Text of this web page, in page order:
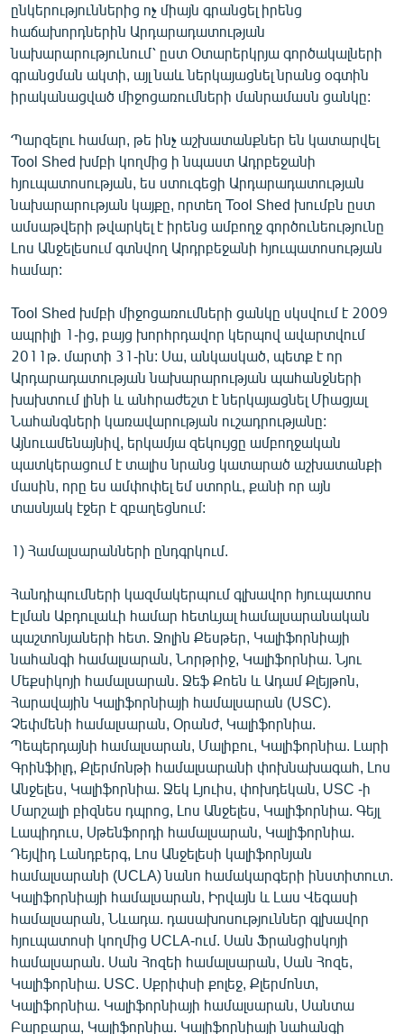
«Ազատության» բոլոր կայքերը
ընկերություններից ոչ միայն գրանցել իրենց
հաճախորդներին Արդարադատության
նախարարությունում՝ ըստ Օտարերկրյա գործակալների
գրանցման ակտի, այլ նաև ներկայացնել նրանց օգտին
իրականացված միջոցառումների մանրամասն ցանկը:
Պարզելու համար, թե ինչ աշխատանքներ են կատարվել
Tool Shed խմբի կողմից ի նպաստ Ադրբեջանի
հյուպատոսության, ես ստուգեցի Արդարադատության
նախարարության կայքը, որտեղ Tool Shed խումբն ըստ
ամսաթվերի թվարկել է իրենց ամբողջ գործունեությունը
Լոս Անջելեսում գտնվող Արդրբեջանի հյուպատոսության
համար:
Tool Shed խմբի միջոցառումների ցանկը սկսվում է 2009
ապրիլի 1-ից, բայց խորհրդավոր կերպով ավարտվում
2011թ. մարտի 31-ին: Սա, անկասկած, պետք է որ
Արդարադատության նախարարության պահանջների
խախտում լինի և անհրաժեշտ է ներկայացնել Միացյալ
Նահանգների կառավարության ուշադրությանը:
Այնուամենայնիվ, երկամյա զեկույցը ամբողջական
պատկերացում է տալիս նրանց կատարած աշխատանքի
մասին, որը ես ամփոփել եմ ստորև, քանի որ այն
տասնյակ էջեր է զբաղեցնում:
1) Համալսարանների ընդգրկում.
Հանդիպումների կազմակերպում գլխավոր հյուպատոս
Էլման Աբդուլաևի համար հետևյալ համալսարանական
պաշտոնյաների հետ. Ջոլին Քեսթեր, Կալիֆորնիայի
նահանգի համալսարան, Նորթրիջ, Կալիֆորնիա. Նյու
Մեքսիկոյի համալսարան. Ջեֆ Քոեն և Ադամ Քլեյթոն,
Հարավային Կալիֆորնիայի համալսարան (USC).
Չեփմենի համալսարան, Օրանժ, Կալիֆորնիա.
Պեպերդայնի համալսարան, Մալիբու, Կալիֆորնիա. Լարի
Գրինֆիլդ, Քլերմոնթի համալսարանի փոխնախագահ, Լոս
Անջելես, Կալիֆորնիա. Ջեկ Լյուիս, փոխդեկան, USC -ի
Մարշալի բիզնես դպրոց, Լոս Անջելես, Կալիֆորնիա. Գեյլ
Լապիդուս, Սթենֆորդի համալսարան, Կալիֆորնիա.
Դեյվիդ Լանդբերգ, Լոս Անջելեսի կալիֆորնյան
համալսարանի (UCLA) նանո համակարգերի ինստիտուտ.
Կալիֆորնիայի համալսարան, Իրվայն և Լաս Վեգասի
համալսարան, Նևադա. դասախոսություններ գլխավոր
հյուպատոսի կողմից UCLA-ում. Սան Ֆրանցիսկոյի
համալսարան. Սան Հոզեի համալսարան, Սան Հոզե,
Կալիֆորնիա. USC. Սքրիփսի քոլեջ, Քլերմոնտ,
Կալիֆորնիա. Կալիֆորնիայի համալսարան, Սանտա
Բարբարա, Կալիֆորնիա. Կալիֆորնիայի նահանգի